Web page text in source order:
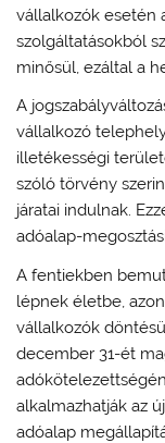
vállalkozók esetén
szolgáltatásokból
minősül, ezáltal a
A
vállalkozó
illetékességi
szóló törvény
járatai indulnak.
adóalap-
A fentiekben
lépnek életbe,
vállalkozók
december 31-ét
alkalmazhatják az
adóalap